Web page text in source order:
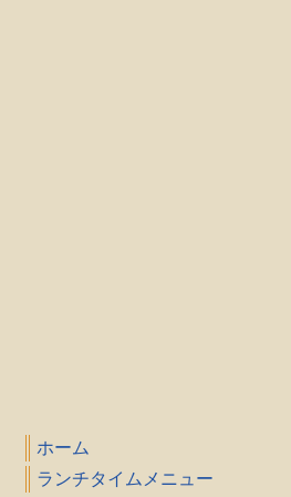
ホーム
ランチタイムメニュー